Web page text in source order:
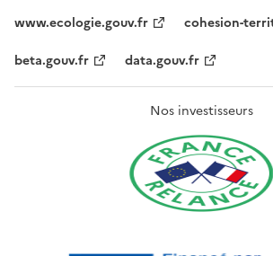
www.ecologie.gouv.fr
cohesion-
beta.gouv.fr
data.gouv.fr
Nos investisseurs